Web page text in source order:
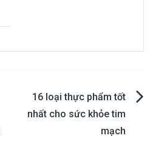
16 loại thực phẩm tốt
nhất cho sức khỏe tim
mạch